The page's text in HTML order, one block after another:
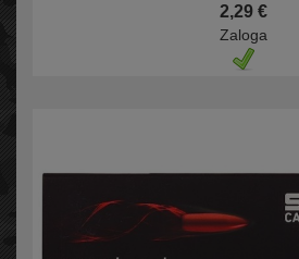
2,29 €
Zaloga